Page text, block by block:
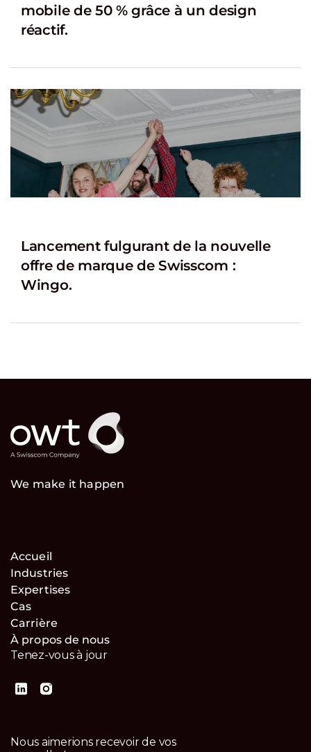
mobile de 50 % grâce à un design
réactif.
Lancement fulgurant de la nouvelle
offre de marque de Swisscom :
Wingo.
We make it happen
Accueil
Industries
Expertises
Cas
Carrière
À propos de nous
Tenez-vous à jour
Nous aimerions recevoir de vos